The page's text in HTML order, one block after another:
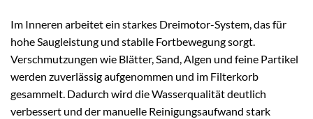
Im Inneren arbeitet ein starkes Dreimotor-System, das für
hohe Saugleistung und stabile Fortbewegung sorgt.
Verschmutzungen wie Blätter, Sand, Algen und feine Partikel
werden zuverlässig aufgenommen und im Filterkorb
gesammelt. Dadurch wird die Wasserqualität deutlich
verbessert und der manuelle Reinigungsaufwand stark